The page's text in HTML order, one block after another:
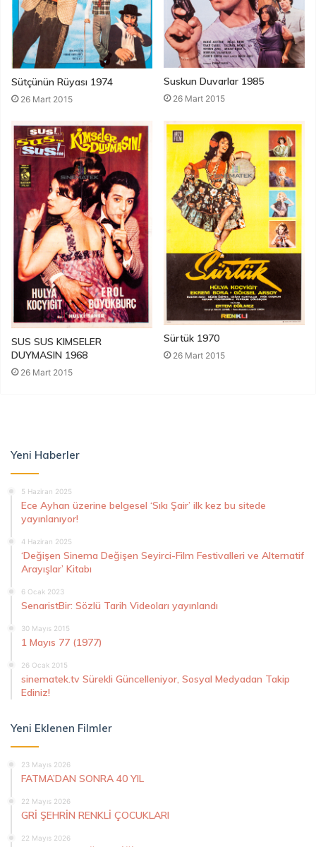
Sütçünün Rüyası 1974
26 Mart 2015
Suskun Duvarlar 1985
26 Mart 2015
SUS SUS KIMSELER
DUYMASIN 1968
26 Mart 2015
Sürtük 1970
26 Mart 2015
Yeni Haberler
5 Haziran 2025
Ece Ayhan üzerine belgesel ‘Sıkı Şair’ ilk kez bu sitede
yayınlanıyor!
4 Haziran 2025
‘Değişen Sinema Değişen Seyirci-Film Festivalleri ve Alternatif
Arayışlar’ Kitabı
6 Ocak 2023
SenaristBir: Sözlü Tarih Videoları yayınlandı
30 Mayıs 2015
1 Mayıs 77 (1977)
26 Ocak 2015
sinematek.tv Sürekli Güncelleniyor, Sosyal Medyadan Takip
Ediniz!
Yeni Eklenen Filmler
23 Mayıs 2026
FATMA’DAN SONRA 40 YIL
22 Mayıs 2026
GRİ ŞEHRİN RENKLİ ÇOCUKLARI
22 Mayıs 2026